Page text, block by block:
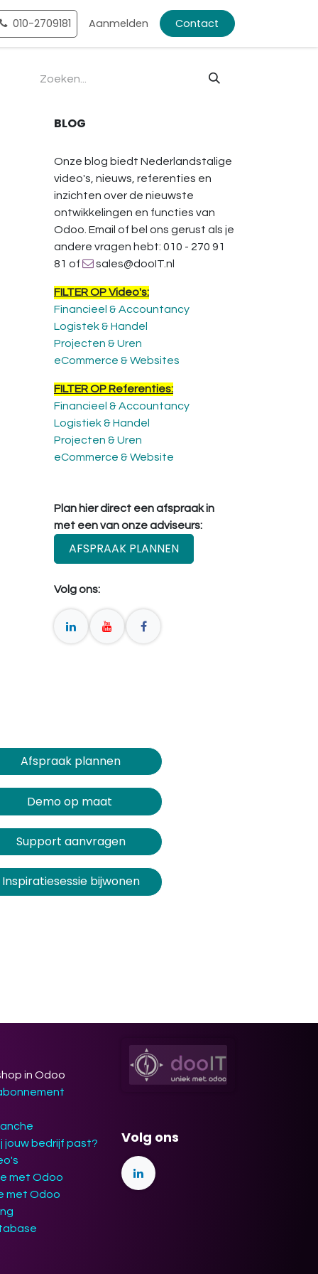
Shop
010-2709181 Aanmelden Contact
BLOG
Onze blog biedt Nederlandstalige
video's, nieuws, referenties en
inzichten over de nieuwste
ontwikkelingen en functies van
Odoo. Email of bel ons gerust als je
andere vragen hebt: 010 - 270 91
81 of
sales@dooIT.nl
FILTER OP Video's:
Financieel & Accountancy
Logistek & Handel
Projecten & Uren
eCommerce & Websites
FILTER OP Referenties:
Financieel & Accountancy
Logistiek & Handel
Projecten & Uren
eCommerce & Website
Plan hier direct een afspraak in
met een van onze adviseurs:
AFSPRAAK PLANNEN
Volg ons:
Afspraak plannen​​​​
Demo op maat
Support aanvragen
Inspiratiesessie bijwonen
in Odoo
jouw bedrijf past?
met Odoo
met Odoo
Volg ons